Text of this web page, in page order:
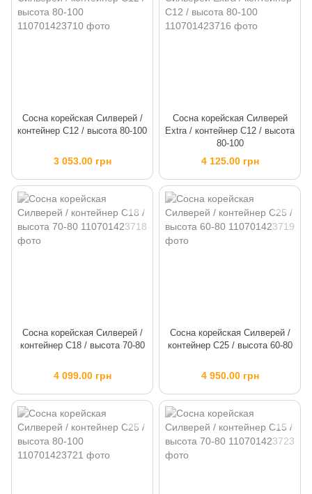
Сосна корейская Силверей /
контейнер C12 / высота 80-100
3 053.00 грн
Сосна корейская Силверей
Extra / контейнер C12 / высота
80-100
4 125.00 грн
Сосна корейская Силверей /
контейнер C18 / высота 70-80
4 099.00 грн
Сосна корейская Силверей /
контейнер C25 / высота 60-80
4 950.00 грн